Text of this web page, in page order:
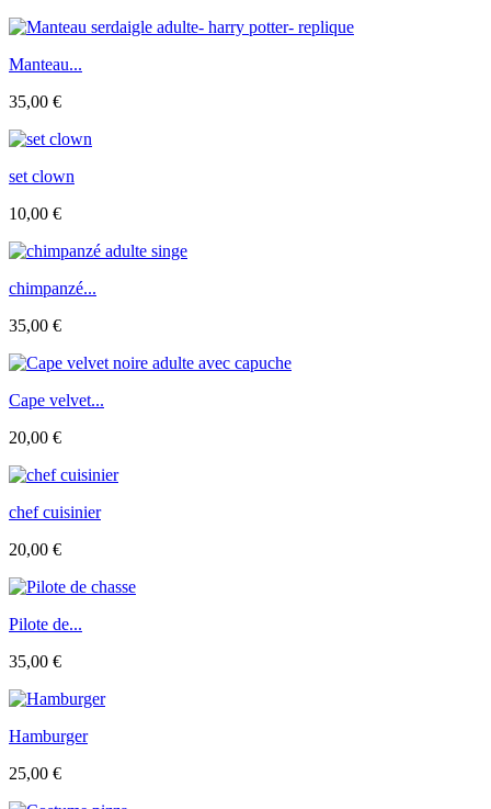
Manteau...
35,00 €
set clown
10,00 €
chimpanzé...
35,00 €
Cape velvet...
20,00 €
chef cuisinier
20,00 €
Pilote de...
35,00 €
Hamburger
25,00 €